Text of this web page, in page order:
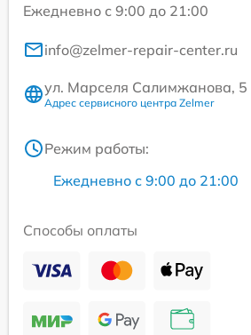
Ежедневно с 9:00 до 21:00
info@zelmer-repair-center.ru
ул. Марселя Салимжанова, 5
Адрес сервисного центра Zelmer
Режим работы:
Ежедневно с 9:00 до 21:00
Способы оплаты